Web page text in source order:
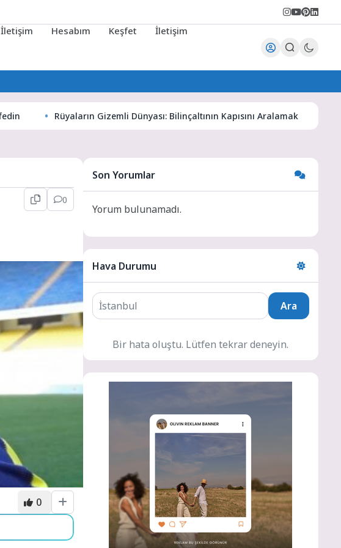
İletişim Hesabım Keşfet İletişim
Rüyaların Gizemli Dünyası: Bilinçaltının Kapısını Aralamak Karaman
0
0
Son Yorumlar
Yorum bulunamadı.
Hava Durumu
Ara
Bir hata oluştu. Lütfen tekrar deneyin.